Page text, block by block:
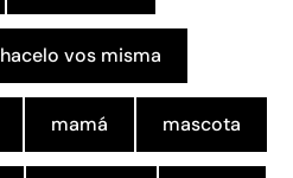
hacelo vos misma
mamá mascota